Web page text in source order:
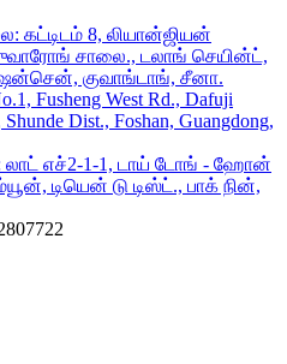
8, லியான்ஜியன்
சாலை., டலாங் செயின்ட்,
குவாங்டாங், சீனா.
Fusheng West Rd., Dafuji
Dist., Foshan, Guangdong,
லாட் எச்2-1-1, டாய் டோங் - ஹோன்
டியென் டு டிஸ்ட்., பாக் நின்,